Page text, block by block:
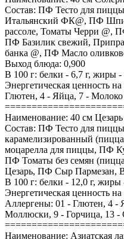
Состав: ПФ Тесто для
Итальянский ФК@, ПФ
рассоле, Томаты Черри @,
ПФ Базилик свежий,
банка @, ПФ Масло
Выход блюда: 0,900
В 100 г: белки - 6,7 г, жиры -
Энергетическая ценность
Глютен, 4 - Яйца, 7 - Молоко
Наименование: 40 см
Состав: ПФ Тесто для
карамелизированный
моцарелла для пиццы, ПФ
ПФ Томаты без семян
Цезарь, ПФ Сыр Пармезан,
В 100 г: белки - 12,0 г, жиры
Энергетическая ценность
Аллергены: 01 - Глютен, 4 -
Моллюски, 9 - Горчица, 13 -
Наименование: Азиатская